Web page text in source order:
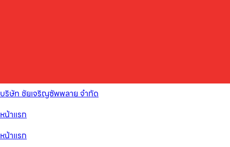
บริษัท ชัยเจริญซัพพลาย จำกัด
หน้าแรก
หน้าแรก